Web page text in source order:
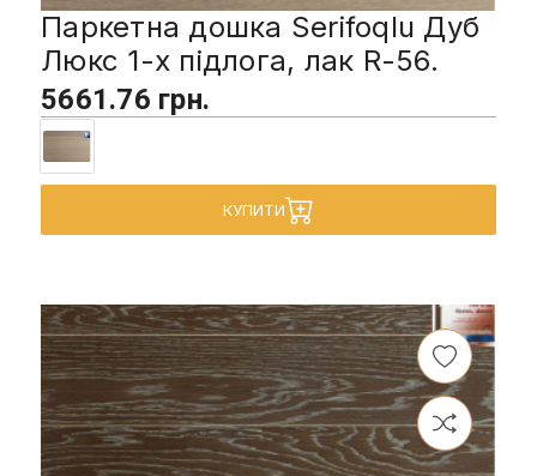
Паркетна дошка Serifoqlu Дуб
Люкс 1-х підлога, лак R-56.
5661.76 грн.
КУПИТИ